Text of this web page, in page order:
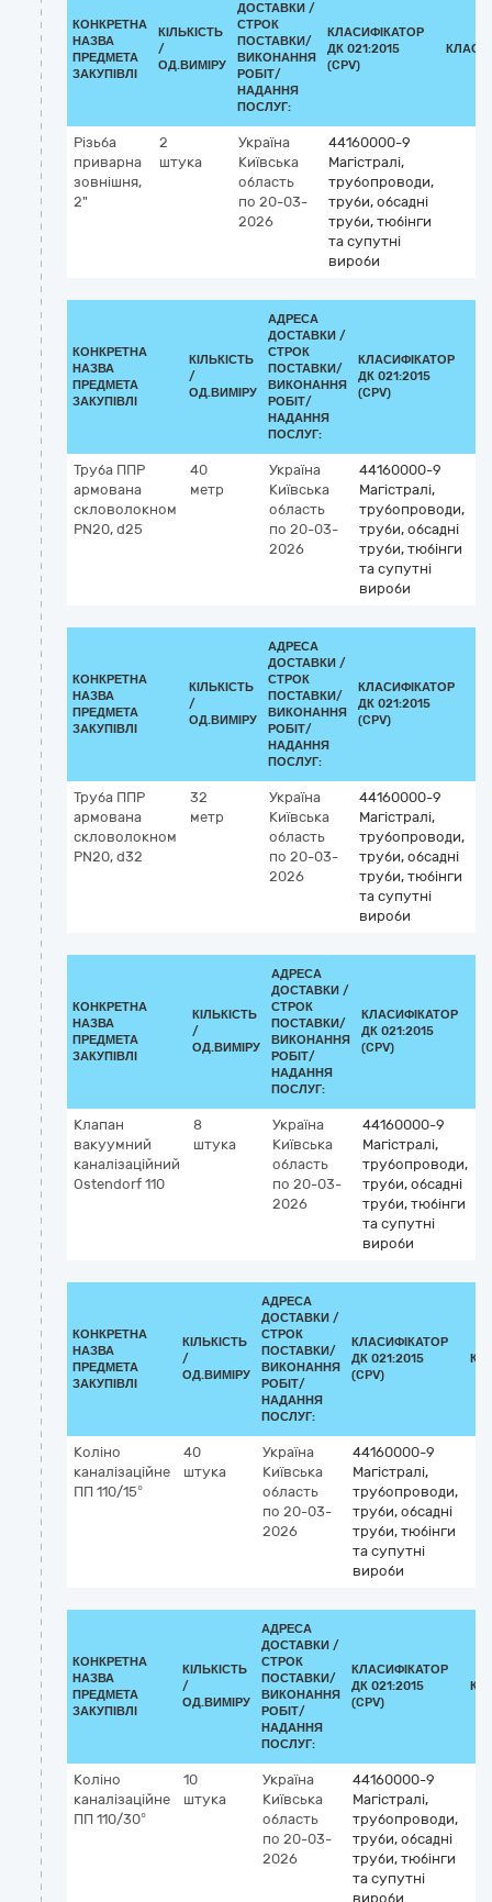
КОНКРЕТНА
НАЗВА
ПРЕДМЕТА
ЗАКУПІВЛІ
КІЛЬКІСТЬ
/
ОД.ВИМІРУ
ДОСТАВКИ /
СТРОК
ПОСТАВКИ/
ВИКОНАННЯ
РОБІТ/
НАДАННЯ
ПОСЛУГ:
КЛАСИФІКАТОР
ДК 021:2015
(CPV)
Різьба
приварна
зовнішня,
2"
2
штука
Україна
Київська
область
по 20-03-
2026
44160000-9
Магістралі,
трубопроводи,
труби, обсадні
труби, тюбінги
та супутні
вироби
КОНКРЕТНА
НАЗВА
ПРЕДМЕТА
ЗАКУПІВЛІ
КІЛЬКІСТЬ
/
ОД.ВИМІРУ
АДРЕСА
ДОСТАВКИ /
СТРОК
ПОСТАВКИ/
ВИКОНАННЯ
РОБІТ/
НАДАННЯ
ПОСЛУГ:
КЛАСИФІКАТОР
ДК 021:2015
(CPV)
Труба ППР
армована
скловолокном
PN20, d25
40
метр
Україна
Київська
область
по 20-03-
2026
44160000-9
Магістралі,
трубопроводи,
труби, обсадні
труби, тюбінги
та супутні
вироби
КОНКРЕТНА
НАЗВА
ПРЕДМЕТА
ЗАКУПІВЛІ
КІЛЬКІСТЬ
/
ОД.ВИМІРУ
АДРЕСА
ДОСТАВКИ /
СТРОК
ПОСТАВКИ/
ВИКОНАННЯ
РОБІТ/
НАДАННЯ
ПОСЛУГ:
КЛАСИФІКАТОР
ДК 021:2015
(CPV)
Труба ППР
армована
скловолокном
PN20, d32
32
метр
Україна
Київська
область
по 20-03-
2026
44160000-9
Магістралі,
трубопроводи,
труби, обсадні
труби, тюбінги
та супутні
вироби
КОНКРЕТНА
НАЗВА
ПРЕДМЕТА
ЗАКУПІВЛІ
КІЛЬКІСТЬ
/
ОД.ВИМІРУ
АДРЕСА
ДОСТАВКИ /
СТРОК
ПОСТАВКИ/
ВИКОНАННЯ
РОБІТ/
НАДАННЯ
ПОСЛУГ:
КЛАСИФІКАТОР
ДК 021:2015
(CPV)
Клапан
вакуумний
каналізаційний
Ostendorf 110
8
штука
Україна
Київська
область
по 20-03-
2026
44160000-9
Магістралі,
трубопроводи,
труби, обсадні
труби, тюбінги
та супутні
вироби
КОНКРЕТНА
НАЗВА
ПРЕДМЕТА
ЗАКУПІВЛІ
КІЛЬКІСТЬ
/
ОД.ВИМІРУ
АДРЕСА
ДОСТАВКИ /
СТРОК
ПОСТАВКИ/
ВИКОНАННЯ
РОБІТ/
НАДАННЯ
ПОСЛУГ:
КЛАСИФІКАТОР
ДК 021:2015
(CPV)
Коліно
каналізаційне
ПП 110/15°
40
штука
Україна
Київська
область
по 20-03-
2026
44160000-9
Магістралі,
трубопроводи,
труби, обсадні
труби, тюбінги
та супутні
вироби
КОНКРЕТНА
НАЗВА
ПРЕДМЕТА
ЗАКУПІВЛІ
КІЛЬКІСТЬ
/
ОД.ВИМІРУ
АДРЕСА
ДОСТАВКИ /
СТРОК
ПОСТАВКИ/
ВИКОНАННЯ
РОБІТ/
НАДАННЯ
ПОСЛУГ:
КЛАСИФІКАТОР
ДК 021:2015
(CPV)
Коліно
каналізаційне
ПП 110/30°
10
штука
Україна
Київська
область
по 20-03-
2026
44160000-9
Магістралі,
трубопроводи,
труби, обсадні
труби, тюбінги
та супутні
вироби